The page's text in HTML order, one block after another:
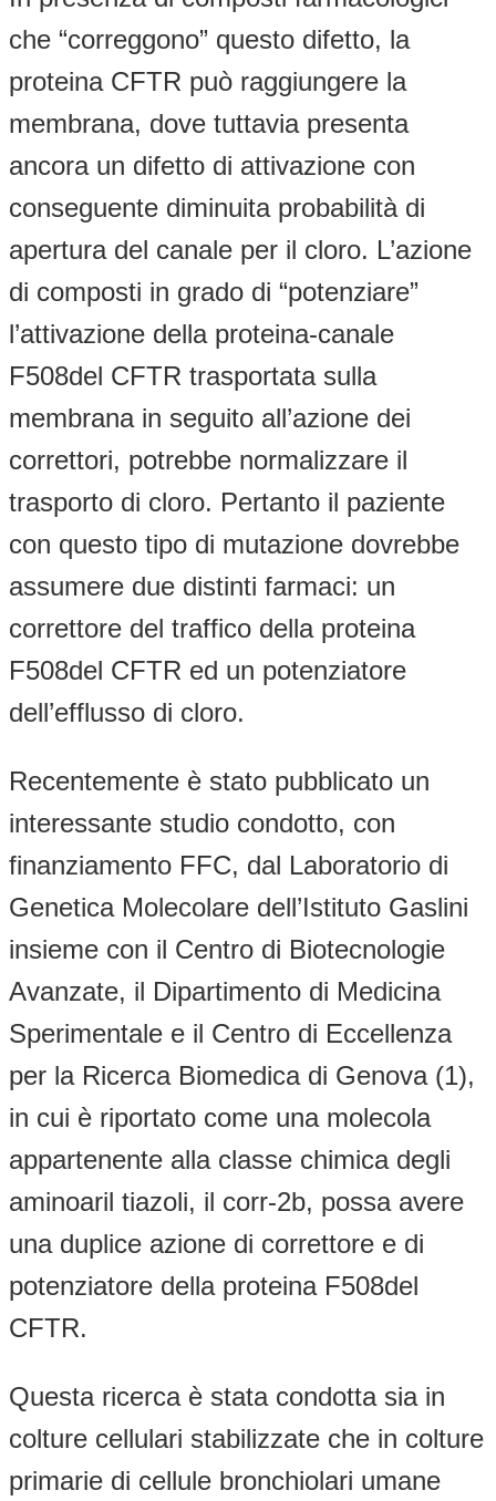
che “correggono” questo difetto, la
proteina CFTR può raggiungere la
membrana, dove tuttavia presenta
ancora un difetto di attivazione con
conseguente diminuita probabilità di
apertura del canale per il cloro. L’azione
di composti in grado di “potenziare”
l’attivazione della proteina-canale
F508del CFTR trasportata sulla
membrana in seguito all’azione dei
correttori, potrebbe normalizzare il
trasporto di cloro. Pertanto il paziente
con questo tipo di mutazione dovrebbe
assumere due distinti farmaci: un
correttore del traffico della proteina
F508del CFTR ed un potenziatore
dell’efflusso di cloro.
Recentemente è stato pubblicato un
interessante studio condotto, con
finanziamento FFC, dal Laboratorio di
Genetica Molecolare dell’Istituto Gaslini
insieme con il Centro di Biotecnologie
Avanzate, il Dipartimento di Medicina
Sperimentale e il Centro di Eccellenza
per la Ricerca Biomedica di Genova (1),
in cui è riportato come una molecola
appartenente alla classe chimica degli
aminoaril tiazoli, il corr-2b, possa avere
una duplice azione di correttore e di
potenziatore della proteina F508del
CFTR.
Questa ricerca è stata condotta sia in
colture cellulari stabilizzate che in colture
primarie di cellule bronchiolari umane